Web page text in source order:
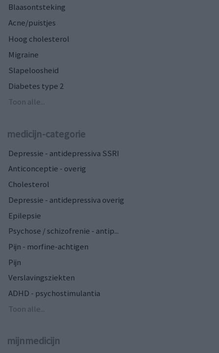
Blaasontsteking
Acne/puistjes
Hoog cholesterol
Migraine
Slapeloosheid
Diabetes type 2
Toon alle...
medicijn-categorie
Depressie - antidepressiva SSRI
Anticonceptie - overig
Cholesterol
Depressie - antidepressiva overig
Epilepsie
Psychose / schizofrenie - antip...
Pijn - morfine-achtigen
Pijn
Verslavingsziekten
ADHD - psychostimulantia
Toon alle...
mijnmedicijn